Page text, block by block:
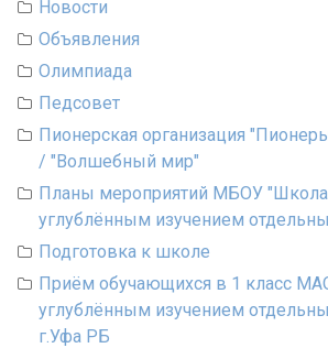
Новости
Объявления
Олимпиада
Педсовет
Пионерская организация
/ "Волшебный мир"
Планы мероприятий МБОУ
углублённым изучением
Подготовка к школе
Приём обучающихся в 1 класс
углублённым изучением
г.Уфа РБ